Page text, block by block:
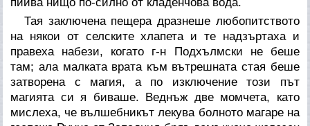
Тая заключена пещера дразнеше любопитството
на някои от селските хлапета и те надзъртаха и
правеха набези, когато г-н Подхълмски не беше
там; ала малката врата към вътрешната стая беше
затворена с магия, а по изключение този път
магията си я биваше. Веднъж две момчета, като
мислеха, че вълшебникът лекува болното магаре на